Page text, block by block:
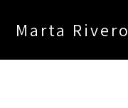
Marta Rivero